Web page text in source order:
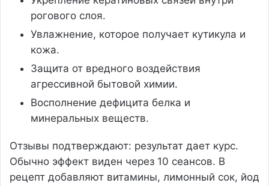
рогового слоя.
Увлажнение, которое получает кутикула и
кожа.
Защита от вредного воздействия
агрессивной бытовой химии.
Восполнение дефицита белка и
минеральных веществ.
Отзывы подтверждают: результат дает курс.
Обычно эффект виден через 10 сеансов. В
рецепт добавляют витамины, лимонный сок, йод